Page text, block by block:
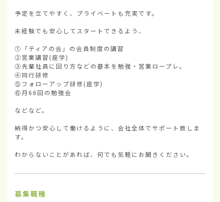
予定を立てやすく、プライベートも充実です。
未経験でも安心してスタートできるよう、
①「ティアの会」の会員制度の講習
②営業講習(座学)
③先輩社員に回り方などの基本を勉強・営業ロープレ。
④同行研修
⑤フォローアップ研修(座学)
⑥月66回の勉強会
などなど。
納得かつ安心して働けるように、会社全体でサポート致しま
す。
わからないことがあれば、何でも気軽にお聞きください。
募集職種